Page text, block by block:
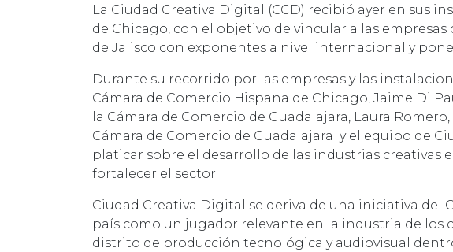
La Ciudad Creativa Digital (CCD) recibió ayer en sus
de Chicago, con el objetivo de vincular a las
de Jalisco con exponentes a nivel internacional y
Durante su recorrido por las empresas y las
Cámara de Comercio Hispana de Chicago, Jaime Di
la Cámara de Comercio de Guadalajara, Laura
Cámara de Comercio de Guadalajara y el equipo de
platicar sobre el desarrollo de las industrias creativas
fortalecer el sector.
Ciudad Creativa Digital se deriva de una iniciativa del
país como un jugador relevante en la industria de los
distrito de producción tecnológica y audiovisual